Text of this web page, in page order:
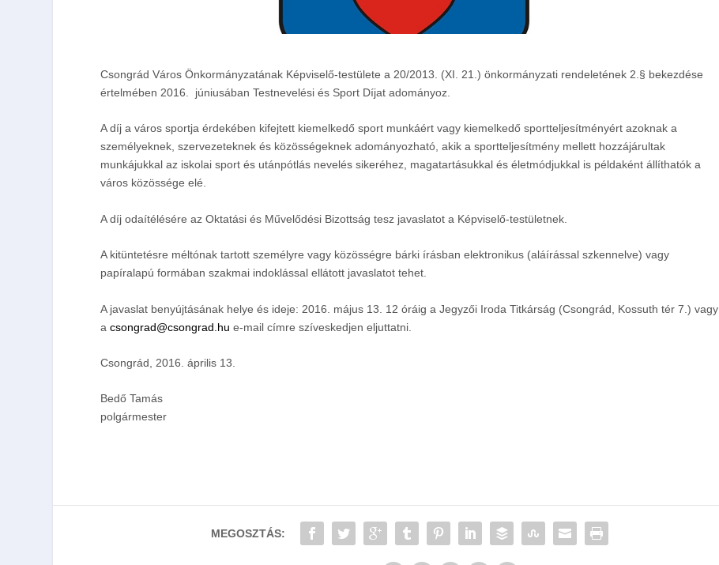
Csongrád Város Önkormányzatának Képviselő-testülete a 20/2013. (XI. 21.) önkormányzati rendeletének 2.§ bekezdése
értelmében 2016. júniusában Testnevelési és Sport Díjat adományoz.
A díj a város sportja érdekében kifejtett kiemelkedő sport munkáért vagy kiemelkedő sportteljesítményért azoknak a
személyeknek, szervezeteknek és közösségeknek adományozható, akik a sportteljesítmény mellett hozzájárultak
munkájukkal az iskolai sport és utánpótlás nevelés sikeréhez, magatartásukkal és életmódjukkal is példaként állíthatók a
város közössége elé.
A díj odaítélésére az Oktatási és Művelődési Bizottság tesz javaslatot a Képviselő-testületnek.
A kitüntetésre méltónak tartott személyre vagy közösségre bárki írásban elektronikus (aláírással szkennelve) vagy
papíralapú formában szakmai indoklással ellátott javaslatot tehet.
A javaslat benyújtásának helye és ideje: 2016. május 13. 12 óráiga Jegyzői Iroda Titkárság (Csongrád, Kossuth tér 7.) vagy
acsongrad@csongrad.hu e-mail címre szíveskedjen eljuttatni.
Csongrád, 2016. április 13.
Bedő Tamás
polgármester
MEGOSZTÁS: